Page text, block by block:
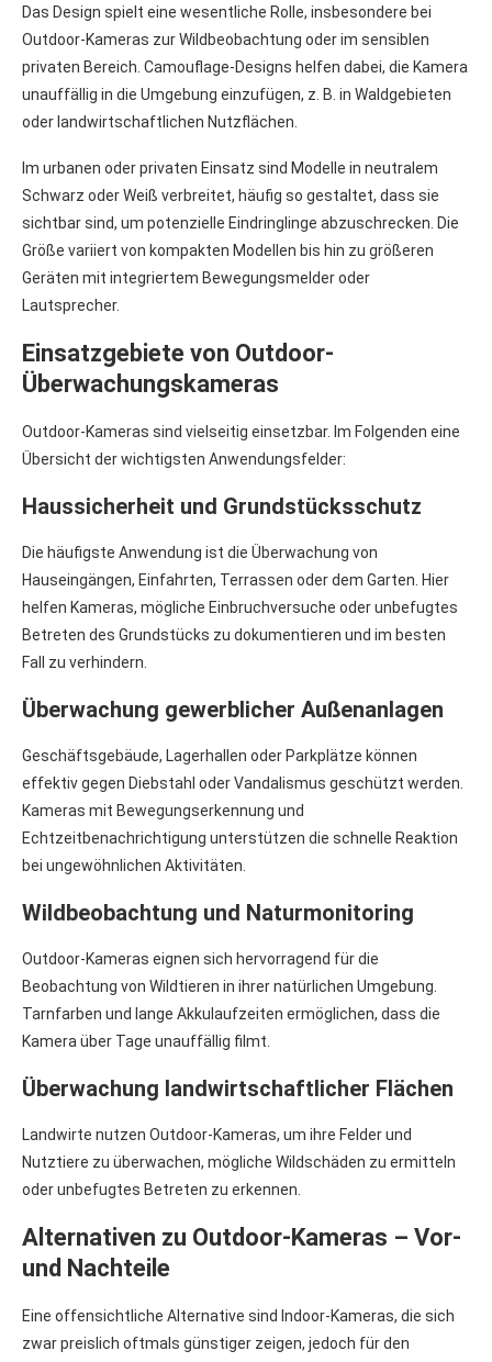
Das Design spielt eine wesentliche Rolle, insbesondere bei
Outdoor-Kameras zur Wildbeobachtung oder im sensiblen
privaten Bereich. Camouflage-Designs helfen dabei, die Kamera
unauffällig in die Umgebung einzufügen, z. B. in Waldgebieten
oder landwirtschaftlichen Nutzflächen.
Im urbanen oder privaten Einsatz sind Modelle in neutralem
Schwarz oder Weiß verbreitet, häufig so gestaltet, dass sie
sichtbar sind, um potenzielle Eindringlinge abzuschrecken. Die
Größe variiert von kompakten Modellen bis hin zu größeren
Geräten mit integriertem Bewegungsmelder oder
Lautsprecher.
Einsatzgebiete von Outdoor-
Überwachungskameras
Outdoor-Kameras sind vielseitig einsetzbar. Im Folgenden eine
Übersicht der wichtigsten Anwendungsfelder:
Haussicherheit und Grundstücksschutz
Die häufigste Anwendung ist die Überwachung von
Hauseingängen, Einfahrten, Terrassen oder dem Garten. Hier
helfen Kameras, mögliche Einbruchversuche oder unbefugtes
Betreten des Grundstücks zu dokumentieren und im besten
Fall zu verhindern.
Überwachung gewerblicher Außenanlagen
Geschäftsgebäude, Lagerhallen oder Parkplätze können
effektiv gegen Diebstahl oder Vandalismus geschützt werden.
Kameras mit Bewegungserkennung und
Echtzeitbenachrichtigung unterstützen die schnelle Reaktion
bei ungewöhnlichen Aktivitäten.
Wildbeobachtung und Naturmonitoring
Outdoor-Kameras eignen sich hervorragend für die
Beobachtung von Wildtieren in ihrer natürlichen Umgebung.
Tarnfarben und lange Akkulaufzeiten ermöglichen, dass die
Kamera über Tage unauffällig filmt.
Überwachung landwirtschaftlicher Flächen
Landwirte nutzen Outdoor-Kameras, um ihre Felder und
Nutztiere zu überwachen, mögliche Wildschäden zu ermitteln
oder unbefugtes Betreten zu erkennen.
Alternativen zu Outdoor-Kameras – Vor-
und Nachteile
Eine offensichtliche Alternative sind Indoor-Kameras, die sich
zwar preislich oftmals günstiger zeigen, jedoch für den